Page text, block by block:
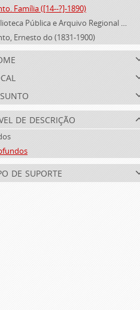
Família ([14--?]-1890)
Biblioteca Pública e Arquivo Regional de Ponta Delgada (1841- )
Ernesto do (1831-1900)
de descrição
de suporte